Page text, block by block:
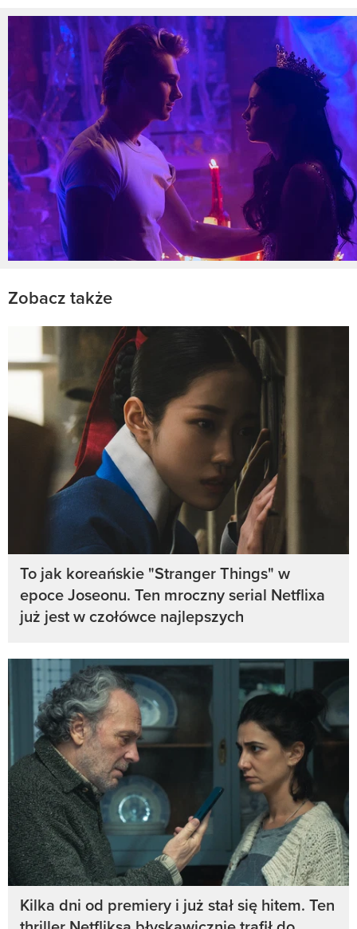
Zobacz także
To jak koreańskie "Stranger Things" w
epoce Joseonu. Ten mroczny serial Netflixa
już jest w czołówce najlepszych
Kilka dni od premiery i już stał się hitem. Ten